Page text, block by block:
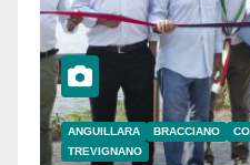
ANGUILLARA BRACCIANO
TREVIGNANO